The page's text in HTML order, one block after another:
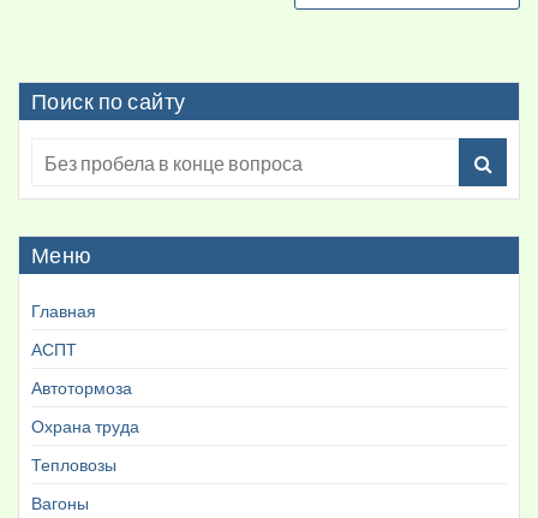
Поиск по сайту
Меню
Главная
АСПТ
Автотормоза
Охрана труда
Тепловозы
Вагоны